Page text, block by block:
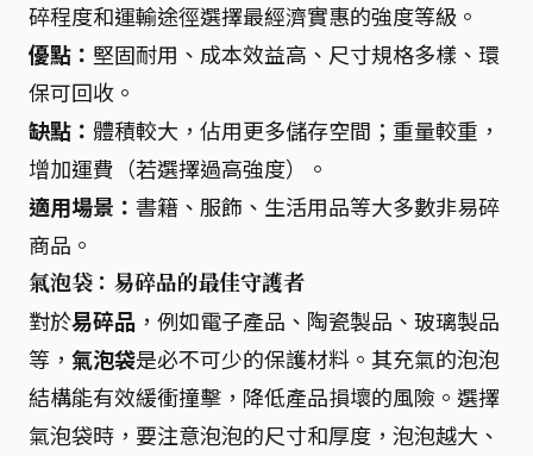
碎程度和運輸途徑選擇最經濟實惠的強度等級。
優點： 堅固耐用、成本效益高、尺寸規格多樣、環
保可回收。
缺點： 體積較大，佔用更多儲存空間；重量較重，
增加運費（若選擇過高強度）。
適用場景： 書籍、服飾、生活用品等大多數非易碎
商品。
氣泡袋：易碎品的最佳守護者
對於易碎品 ，例如電子產品、陶瓷製品、玻璃製品
等， 氣泡袋是必不可少的保護材料。其充氣的泡泡
結構能有效緩衝撞擊，降低產品損壞的風險。選擇
氣泡袋時，要注意泡泡的尺寸和厚度，泡泡越大、